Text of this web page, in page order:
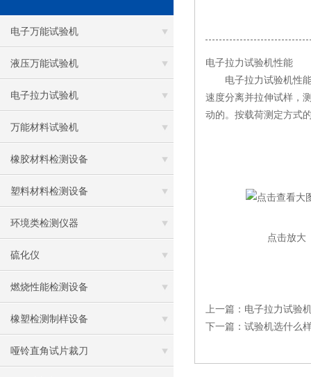
电子万能试验机
液压万能试验机
电子拉力试验机
万能材料试验机
橡胶材料检测设备
塑料材料检测设备
环境类检测仪器
硫化仪
燃烧性能检测设备
橡塑检测制样设备
哑铃直角试片裁刀
电子拉力试验机性能
电子拉力试验机性能
速度分离并拉伸试样，
动的。按载荷测定方式
点击放大
上一篇： 电子拉力试验
下一篇： 试验机选什么